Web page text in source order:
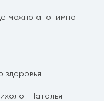
можно анонимно
Наталья